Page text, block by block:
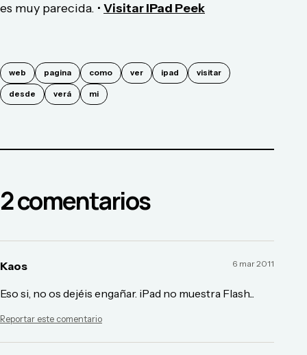
es muy parecida. • VisitariPad Peek
web pagina como ver ipad visitar
desde verá mi
2comentarios
Kaos 6 mar 2011
Eso si, no os dejéis engañar. iPad no muestra Flash...
Reportar este comentario